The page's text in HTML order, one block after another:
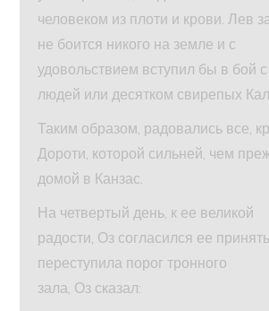
человеком из плоти и крови. Лев
не боится никого на земле и с
удовольствием вступил бы в бой
людей или десятком свирепых
Таким образом, радовались все,
Дороти, которой сильней, чем
домой в Канзас.
На четвертый день, к ее великой
радости, Оз согласился ее
переступила порог тронного
зала, Оз сказал: